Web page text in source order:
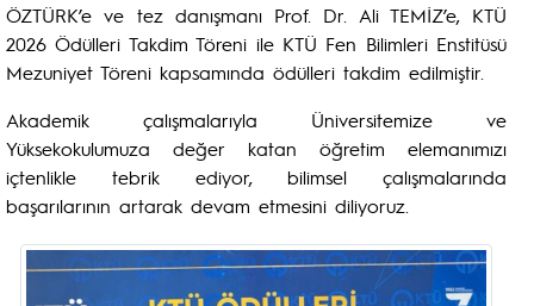
ÖZTÜRK’e ve tez danışmanı Prof. Dr. Ali TEMİZ’e, KTÜ
2026 Ödülleri Takdim Töreni ile KTÜ Fen Bilimleri Enstitüsü
Mezuniyet Töreni kapsamında ödülleri takdim edilmiştir.
Akademik çalışmalarıyla Üniversitemize ve
Yüksekokulumuza değer katan öğretim elemanımızı
içtenlikle tebrik ediyor, bilimsel çalışmalarında
başarılarının artarak devam etmesini diliyoruz.